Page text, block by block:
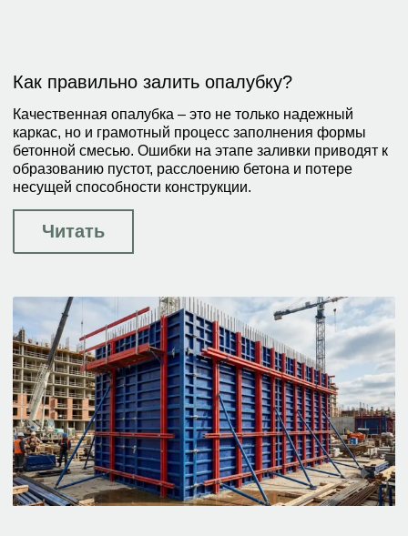
Как правильно залить опалубку?
Качественная опалубка – это не только надежный
каркас, но и грамотный процесс заполнения формы
бетонной смесью. Ошибки на этапе заливки приводят к
образованию пустот, расслоению бетона и потере
несущей способности конструкции.
Читать